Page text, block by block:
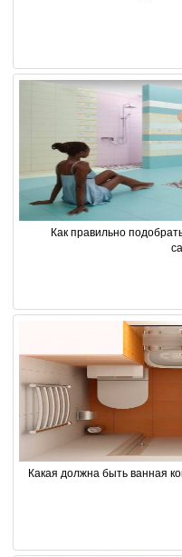
Как правильно
Какая должна быть ванная